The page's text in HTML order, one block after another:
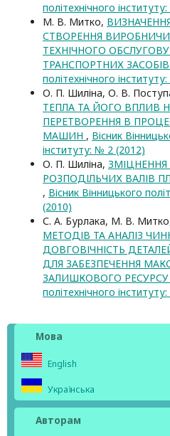
політехнічного
М. В. Митко,
СТВОРЕННЯ
ТЕХНІЧНОГО
ТРАНСПОРТНИХ ЗАСОБІВ
політехнічного
О. П. Шиліна, О. В.
ТЕПЛА ТА ЙОГО ВПЛИВ
ПЕРЕТВОРЕННЯ В
МАШИН , Вісник
інституту: № 2 (2012)
О. П. Шиліна,
РОЗПОДІЛЬЧИХ ВАЛІВ
, Вісник Вінницького
(2010)
С. А. Бурлака, М. В.
МЕТОДІВ ТА АНАЛІЗ
ДОВГОВІЧНІСТЬ
ДЛЯ ЗАБЕЗПЕЧЕННЯ
ЗАЛИШКОВОГО РЕСУРСУ
політехнічного
Мова
English
Українська
Авторам